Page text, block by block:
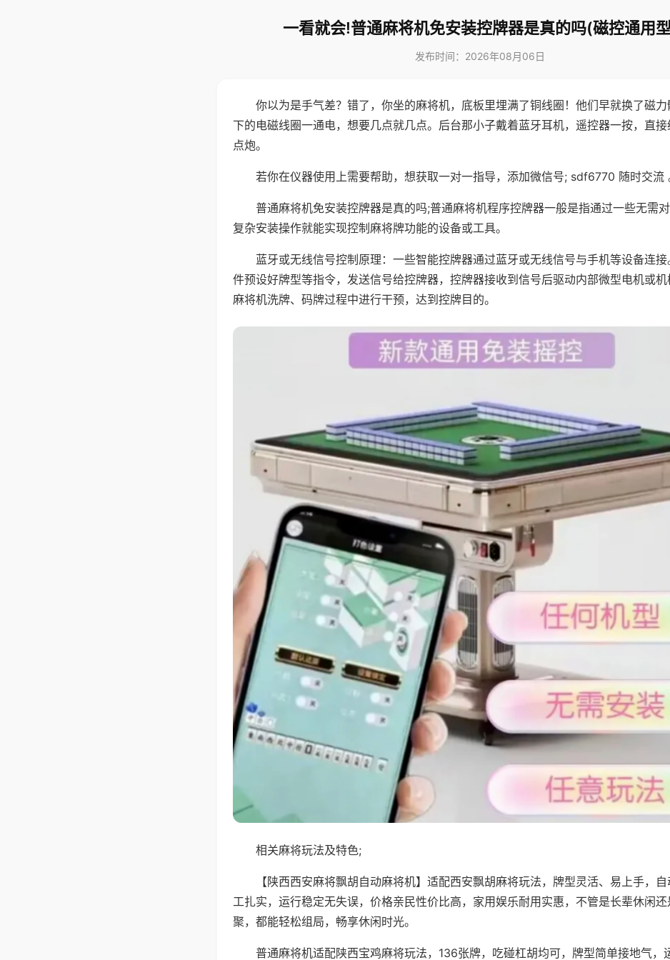
一看就会!普通麻将机免安装控牌器是真的吗(磁控通用
发布时间：2026年08月06日
你以为是手气差？错了，你坐的麻将机，底板里埋满了铜线圈！他们早就换了磁
下的电磁线圈一通电，想要几点就几点。后台那小子戴着蓝牙耳机，遥控器一按，直接
点炮。
若你在仪器使用上需要帮助，想获取一对一指导，添加微信号; sdf6770 随时交流
普通麻将机免安装控牌器是真的吗;普通麻将机程序控牌器一般是指通过一些无需
复杂安装操作就能实现控制麻将牌功能的设备或工具。
蓝牙或无线信号控制原理：一些智能控牌器通过蓝牙或无线信号与手机等设备连
件预设好牌型等指令，发送信号给控牌器，控牌器接收到信号后驱动内部微型电机或
麻将机洗牌、码牌过程中进行干预，达到控牌目的。
相关麻将玩法及特色;
【陕西西安麻将飘胡自动麻将机】适配西安飘胡麻将玩法，牌型灵活、易上手，
工扎实，运行稳定无失误，价格亲民性价比高，家用娱乐耐用实惠，不管是长辈休闲
聚，都能轻松组局，畅享休闲时光。
普通麻将机适配陕西宝鸡麻将玩法，136张牌，吃碰杠胡均可，牌型简单接地气，